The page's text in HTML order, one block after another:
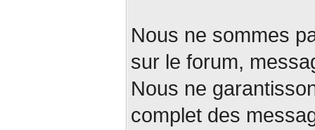
Nous ne sommes
sur le forum,
Nous ne
complet des